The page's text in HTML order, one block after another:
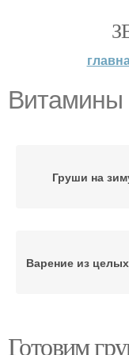
Витамины
Груши на
Варение из
Готовим